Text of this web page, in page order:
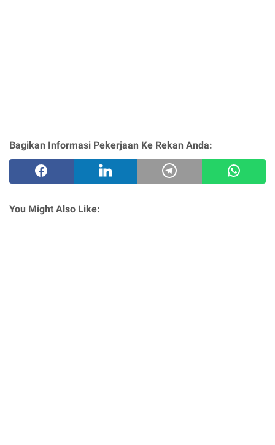
Bagikan Informasi Pekerjaan Ke Rekan Anda:
You Might Also Like: